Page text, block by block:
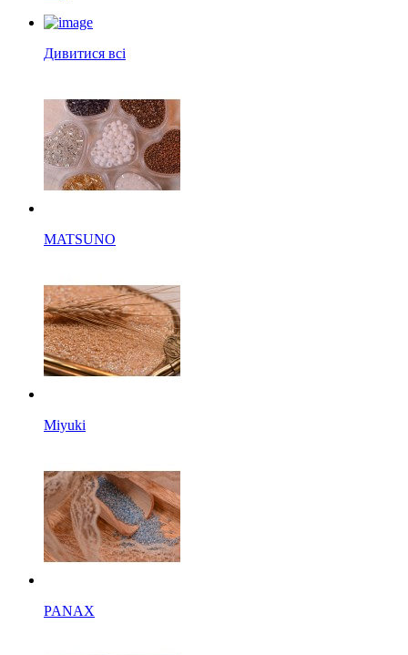
Дивитися всі
MATSUNO
Miyuki
PANAX